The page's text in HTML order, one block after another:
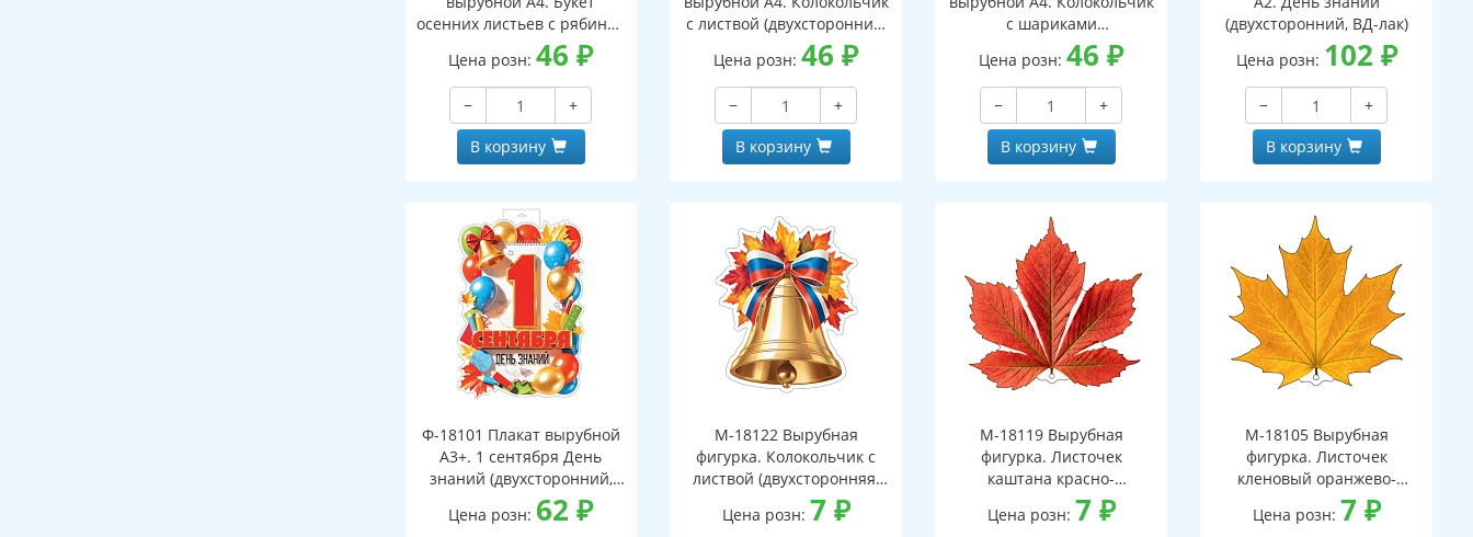
осенних листьев с рябиной
(двухсторонний, ВД-лак)
Цена розн:46₽
−
+
В корзину
с листвой (двухсторонний,
вд-лак)
Цена розн:46₽
−
+
В корзину
с шариками
(двухсторонний, ВД-лак)
Цена розн:46₽
−
+
В корзину
(двухсторонний, ВД-лак)
Цена розн: 102 ₽
−
+
В корзину
Ф-18101 Плакат вырубной
А3+. 1 сентября День
знаний (двухсторонний,
ВД-лак)
Цена розн: 62₽
М-18122 Вырубная
фигурка. Колокольчик с
листвой (двухсторонняя,
ВД-лак)
Цена розн: 7 ₽
М-18119 Вырубная
фигурка. Листочек
каштана красно-
оранжевый
(двухсторонняя, ВД-лак)
Цена розн: 7 ₽
М-18105 Вырубная
фигурка. Листочек
кленовый оранжево-
желтый (двухсторонняя,
ВД-лак)
Цена розн: 7 ₽